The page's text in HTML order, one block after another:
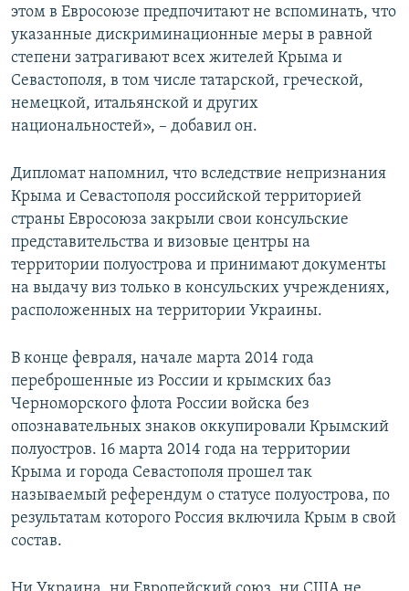
этом в Евросоюзе предпочитают не вспоминать, что
указанные дискриминационные меры в равной
степени затрагивают всех жителей Крыма и
Севастополя, в том числе татарской, греческой,
немецкой, итальянской и других
национальностей», – добавил он.
Дипломат напомнил, что вследствие непризнания
Крыма и Севастополя российской территорией
страны Евросоюза закрыли свои консульские
представительства и визовые центры на
территории полуострова и принимают документы
на выдачу виз только в консульских учреждениях,
расположенных на территории Украины.
В конце февраля, начале марта 2014 года
переброшенные из России и крымских баз
Черноморского флота России войска без
опознавательных знаков оккупировали Крымский
полуостров. 16 марта 2014 года на территории
Крыма и города Севастополя прошел так
называемый референдум о статусе полуострова, по
результатам которого Россия включила Крым в свой
состав.